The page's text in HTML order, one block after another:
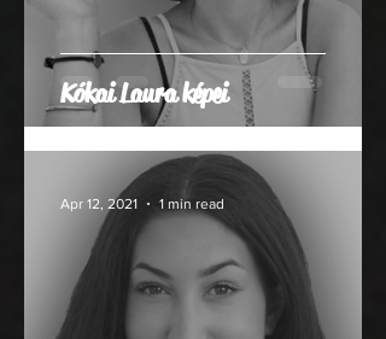
Kókai Laura képei
Apr 12, 2021 1 min read